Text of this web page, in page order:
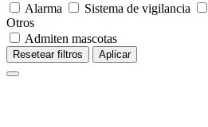
Alarma
Sistema de vigilancia
Otros
Admiten mascotas
Resetear filtros Aplicar